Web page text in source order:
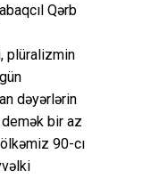
Qərb
plüralizmin
dəyərlərin
demək bir az
90-cı